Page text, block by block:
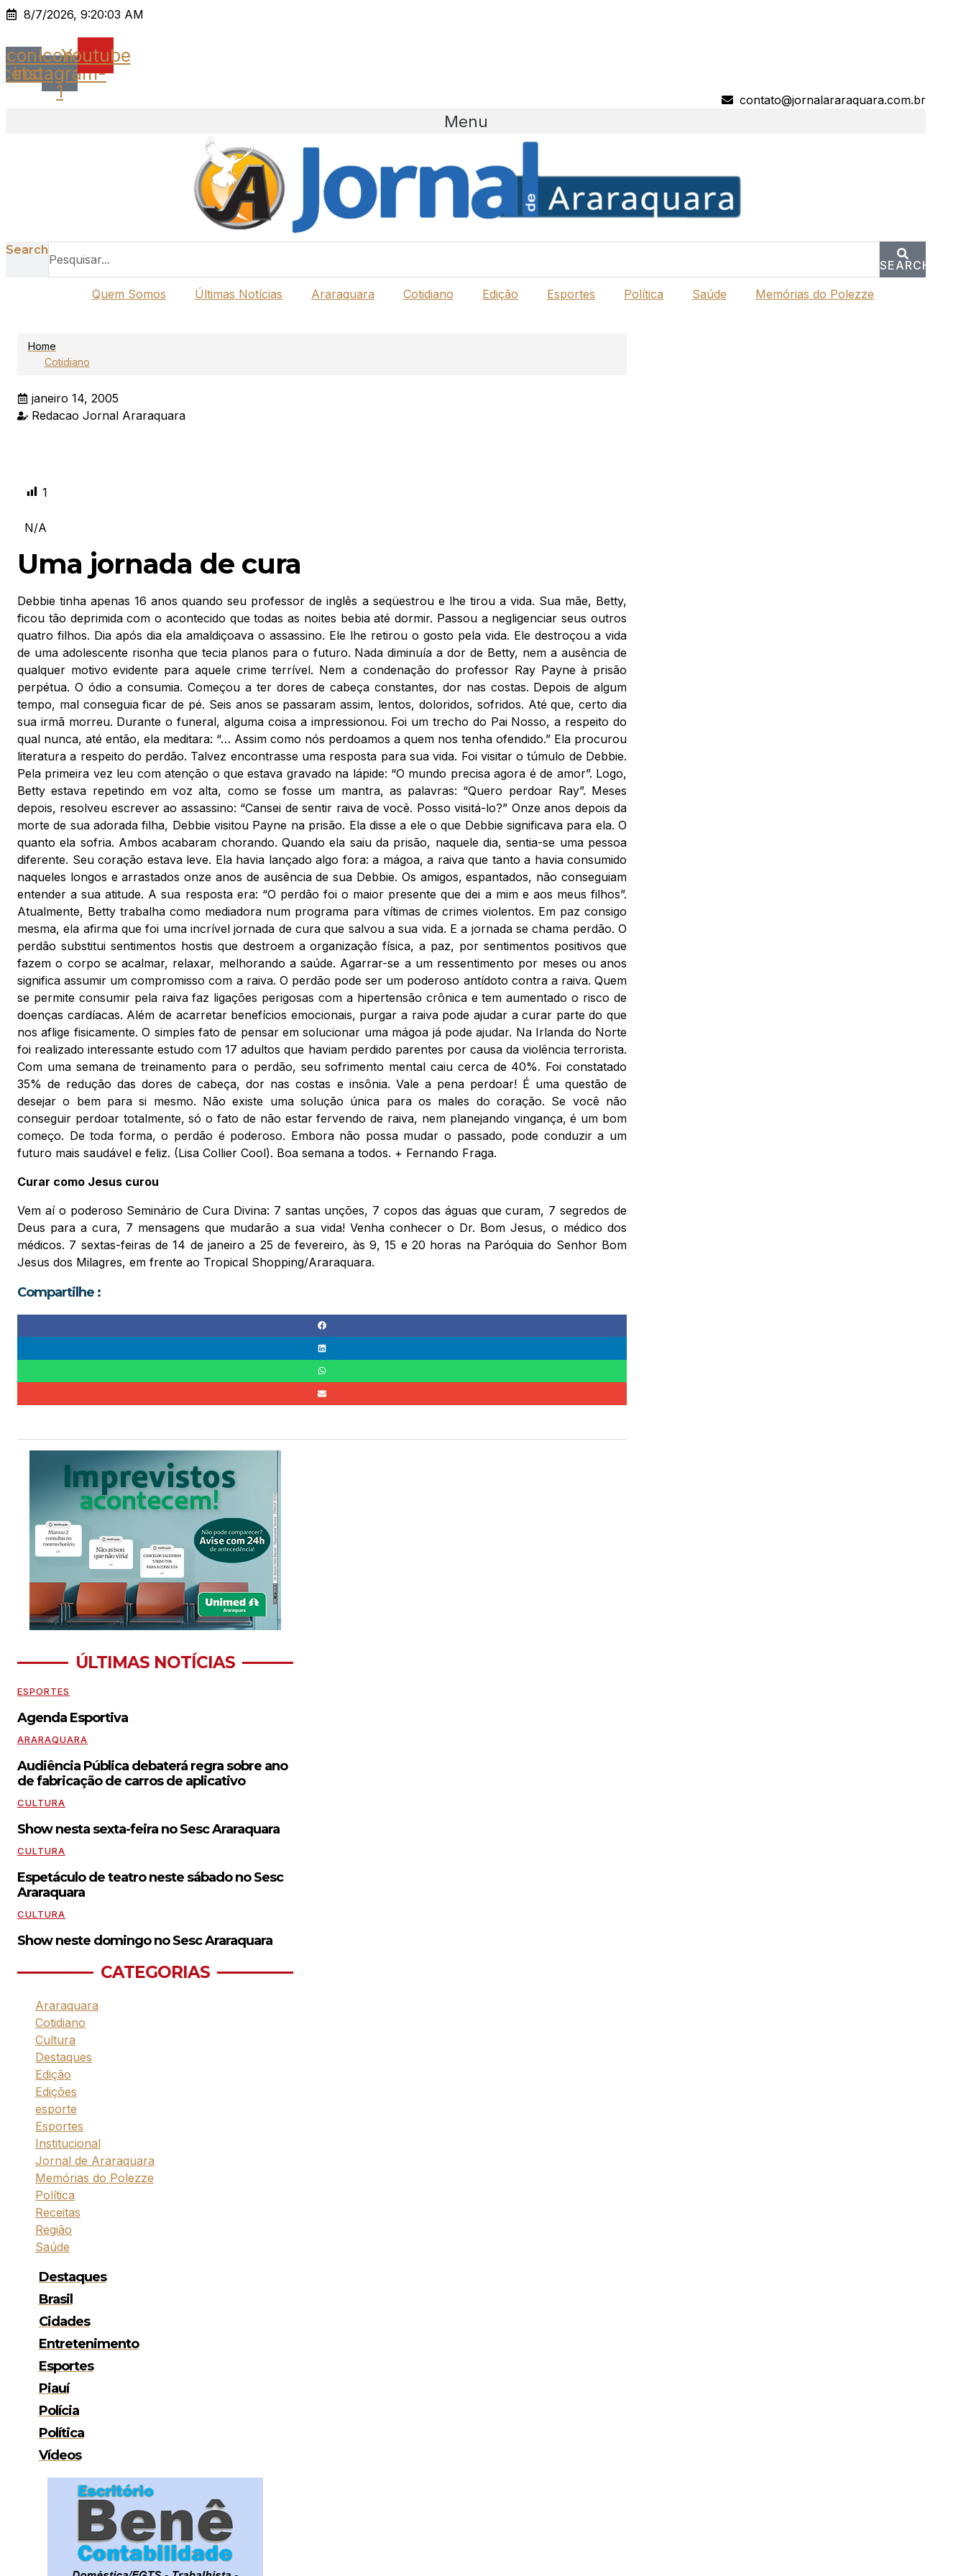
Ir
o
conteúdo
8/7/2026, 9:20:03 AM
Icon-Icon-
instagram-
1
Youtube
contato@jornalararaquara.com.br
Menu
Search
SEARCH
Quem Somos
Últimas Notícias Araraquara Cotidiano Edição Esportes Política Saúde Memórias do Polezze
Home
Cotidiano
janeiro 14, 2005
Redacao Jornal Araraquara
1
N/A
Uma jornada de cura
Debbie tinha apenas 16 anos quando seu professor de inglês a seqüestrou e lhe tirou a vida. Sua mãe, Betty,
ficou tão deprimida com o acontecido que todas as noites bebia até dormir. Passou a negligenciar seus outros
quatro filhos. Dia após dia ela amaldiçoava o assassino. Ele lhe retirou o gosto pela vida. Ele destroçou a vida
de uma adolescente risonha que tecia planos para o futuro. Nada diminuía a dor de Betty, nem a ausência de
qualquer motivo evidente para aquele crime terrível. Nem a condenação do professor Ray Payne à prisão
perpétua. O ódio a consumia. Começou a ter dores de cabeça constantes, dor nas costas. Depois de algum
tempo, mal conseguia ficar de pé. Seis anos se passaram assim, lentos, doloridos, sofridos. Até que, certo dia
sua irmã morreu. Durante o funeral, alguma coisa a impressionou. Foi um trecho do Pai Nosso, a respeito do
qual nunca, até então, ela meditara: “… Assim como nós perdoamos a quem nos tenha ofendido.” Ela procurou
literatura a respeito do perdão. Talvez encontrasse uma resposta para sua vida. Foi visitar o túmulo de Debbie.
Pela primeira vez leu com atenção o que estava gravado na lápide: “O mundo precisa agora é de amor”. Logo,
Betty estava repetindo em voz alta, como se fosse um mantra, as palavras: “Quero perdoar Ray”. Meses
depois, resolveu escrever ao assassino: “Cansei de sentir raiva de você. Posso visitá-lo?” Onze anos depois da
morte de sua adorada filha, Debbie visitou Payne na prisão. Ela disse a ele o que Debbie significava para ela. O
quanto ela sofria. Ambos acabaram chorando. Quando ela saiu da prisão, naquele dia, sentia-se uma pessoa
diferente. Seu coração estava leve. Ela havia lançado algo fora: a mágoa, a raiva que tanto a havia consumido
naqueles longos e arrastados onze anos de ausência de sua Debbie. Os amigos, espantados, não conseguiam
entender a sua atitude. A sua resposta era: “O perdão foi o maior presente que dei a mim e aos meus filhos”.
Atualmente, Betty trabalha como mediadora num programa para vítimas de crimes violentos. Em paz consigo
mesma, ela afirma que foi uma incrível jornada de cura que salvou a sua vida. E a jornada se chama perdão. O
perdão substitui sentimentos hostis que destroem a organização física, a paz, por sentimentos positivos que
fazem o corpo se acalmar, relaxar, melhorando a saúde. Agarrar-se a um ressentimento por meses ou anos
significa assumir um compromisso com a raiva. O perdão pode ser um poderoso antídoto contra a raiva. Quem
se permite consumir pela raiva faz ligações perigosas com a hipertensão crônica e tem aumentado o risco de
doenças cardíacas. Além de acarretar benefícios emocionais, purgar a raiva pode ajudar a curar parte do que
nos aflige fisicamente. O simples fato de pensar em solucionar uma mágoa já pode ajudar. Na Irlanda do Norte
foi realizado interessante estudo com 17 adultos que haviam perdido parentes por causa da violência terrorista.
Com uma semana de treinamento para o perdão, seu sofrimento mental caiu cerca de 40%. Foi constatado
35% de redução das dores de cabeça, dor nas costas e insônia. Vale a pena perdoar! É uma questão de
desejar o bem para si mesmo. Não existe uma solução única para os males do coração. Se você não
conseguir perdoar totalmente, só o fato de não estar fervendo de raiva, nem planejando vingança, é um bom
começo. De toda forma, o perdão é poderoso. Embora não possa mudar o passado, pode conduzir a um
futuro mais saudável e feliz. (Lisa Collier Cool). Boa semana a todos. + Fernando Fraga.
Curar como Jesus curou
Vem aí o poderoso Seminário de Cura Divina: 7 santas unções, 7 copos das águas que curam, 7 segredos de
Deus para a cura, 7 mensagens que mudarão a sua vida! Venha conhecer o Dr. Bom Jesus, o médico dos
médicos. 7 sextas-feiras de 14 de janeiro a 25 de fevereiro, às 9, 15 e 20 horas na Paróquia do Senhor Bom
Jesus dos Milagres, em frente ao Tropical Shopping/Araraquara.
Compartilhe :
ÚLTIMAS NOTÍCIAS
ESPORTES
Agenda Esportiva
ARARAQUARA
Audiência Pública debaterá regra sobre ano
de fabricação de carros de aplicativo
CULTURA
Show nesta sexta-feira no Sesc Araraquara
CULTURA
Espetáculo de teatro neste sábado no Sesc
Araraquara
CULTURA
Show neste domingo no Sesc Araraquara
CATEGORIAS
Araraquara
Cotidiano
Cultura
Destaques
Edição
Edições
esporte
Esportes
Institucional
Jornal de Araraquara
Memórias do Polezze
Política
Receitas
Região
Saúde
Destaques
Brasil
Cidades
Entretenimento
Esportes
Piauí
Polícia
Política
Vídeos